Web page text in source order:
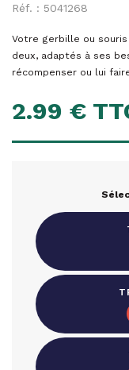
Réf. : 5041268
Votre gerbille ou souris
deux, adaptés à ses
récompenser ou lui
2.99 €